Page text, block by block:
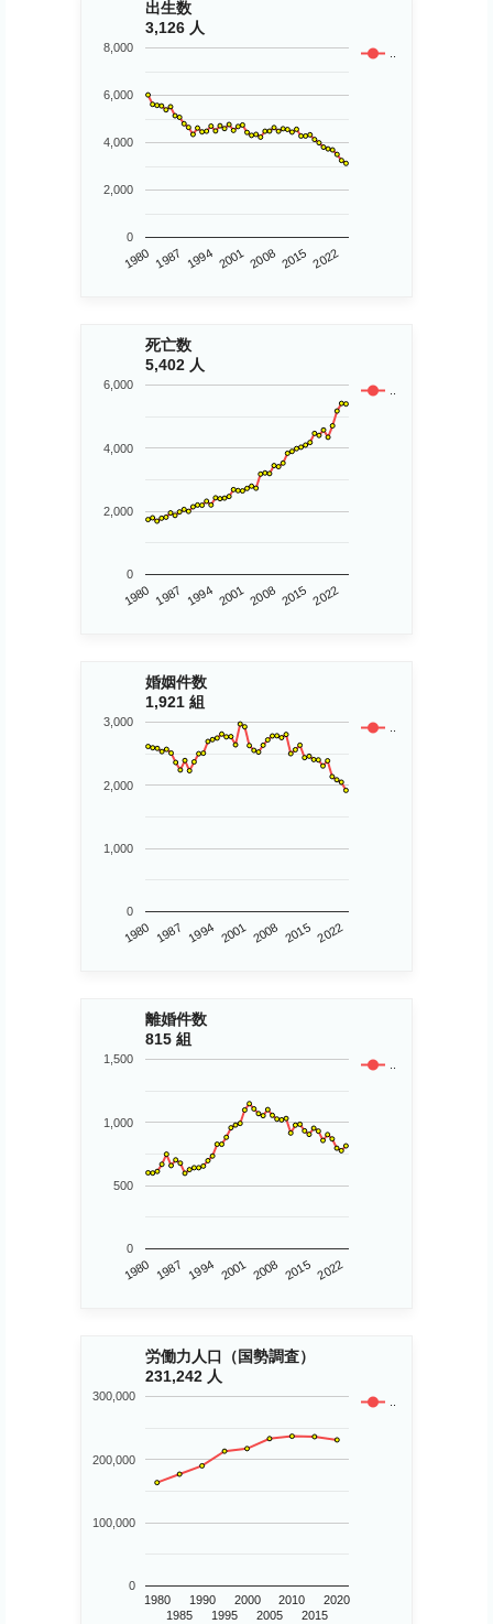
出生数
3,126 人
..
1980 1987 1994 2001 2008 2015 2022
0
2,000
4,000
6,000
8,000
死亡数
5,402 人
..
1980 1987 1994 2001 2008 2015 2022
0
2,000
4,000
6,000
婚姻件数
1,921 組
..
1980 1987 1994 2001 2008 2015 2022
0
1,000
2,000
3,000
離婚件数
815 組
..
1980 1987 1994 2001 2008 2015 2022
0
500
1,000
1,500
労働力人口（国勢調査）
231,242 人
..
1980
1985
1990
1995
2000
2005
2010
2015
2020
0
100,000
200,000
300,000